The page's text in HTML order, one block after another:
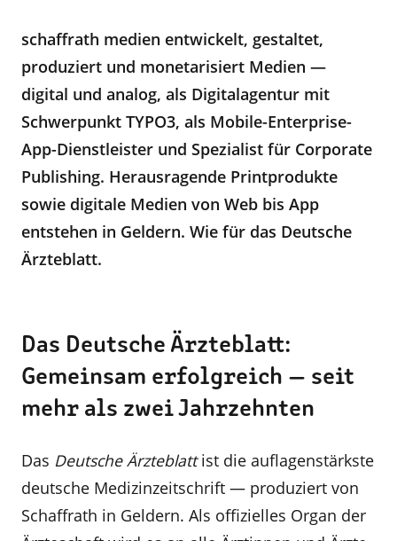
schaffrath medien entwickelt, gestaltet,
produziert und monetarisiert Medien —
digital und analog, als Digitalagentur mit
Schwerpunkt TYPO3, als Mobile-Enterprise-
App-Dienstleister und Spezialist für Corporate
Publishing. Herausragende Printprodukte
sowie digitale Medien von Web bis App
entstehen in Geldern. Wie für das Deutsche
Ärzteblatt.
Das Deutsche Ärzteblatt:
Gemeinsam erfolgreich — seit
mehr als zwei Jahrzehnten
Das Deutsche Ärzteblattist die auflagenstärkste
deutsche Medizinzeitschrift — produziert von
Schaffrath in Geldern. Als offizielles Organ der